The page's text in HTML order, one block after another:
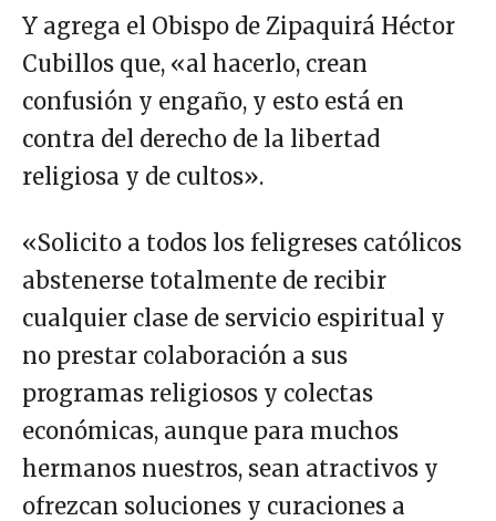
Y agrega el Obispo de Zipaquirá Héctor
Cubillos que, «al hacerlo, crean
confusión y engaño, y esto está en
contra del derecho de la libertad
religiosa y de cultos».
«Solicito a todos los feligreses católicos
abstenerse totalmente de recibir
cualquier clase de servicio espiritual y
no prestar colaboración a sus
programas religiosos y colectas
económicas, aunque para muchos
hermanos nuestros, sean atractivos y
ofrezcan soluciones y curaciones a